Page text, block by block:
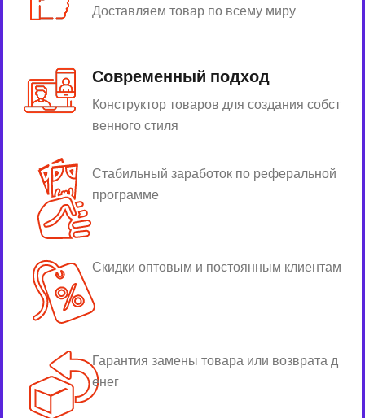
Доставляем товар по всему миру
Современный подход
Конструктор товаров для создания собст
венного стиля
Стабильный заработок по реферальной
программе
Скидки оптовым и постоянным клиентам
Гарантия замены товара или возврата д
енег